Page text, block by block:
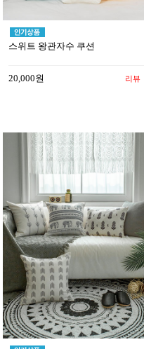
스위트 왕관자수 쿠션
20,000원 리뷰